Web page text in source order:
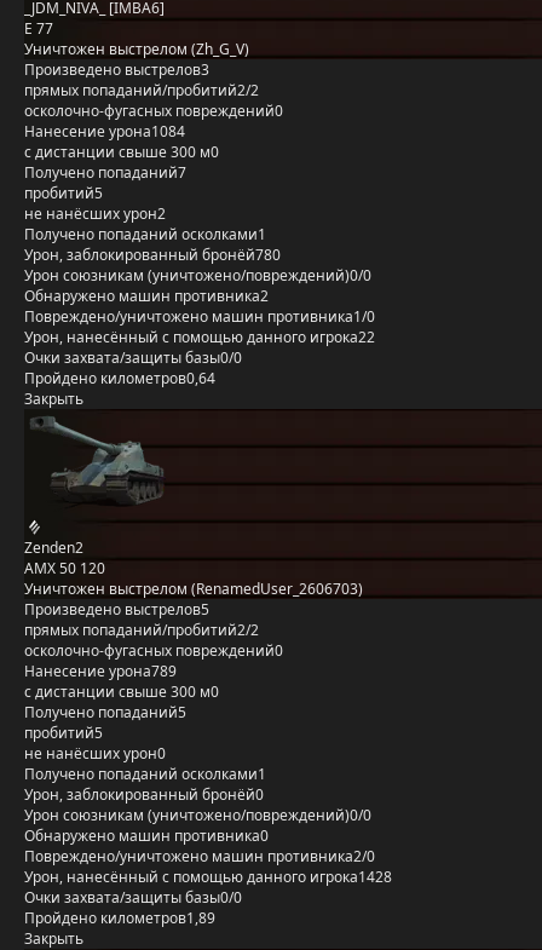
_JDM_NIVA_ [IMBA6]
E 77
Уничтожен выстрелом (Zh_G_V)
Произведено выстрелов3
прямых попаданий/пробитий2/2
осколочно-фугасных повреждений0
Нанесение урона1084
с дистанции свыше 300 м0
Получено попаданий7
пробитий5
не нанёсших урон2
Получено попаданий осколками1
Урон, заблокированный бронёй780
Урон союзникам (уничтожено/повреждений)0/0
Обнаружено машин противника2
Повреждено/уничтожено машин противника1/0
Урон, нанесённый с помощью данного игрока22
Очки захвата/защиты базы0/0
Пройдено километров0,64
Закрыть
Zenden2
AMX 50 120
Уничтожен выстрелом (RenamedUser_2606703)
Произведено выстрелов5
прямых попаданий/пробитий2/2
осколочно-фугасных повреждений0
Нанесение урона789
с дистанции свыше 300 м0
Получено попаданий5
пробитий5
не нанёсших урон0
Получено попаданий осколками1
Урон, заблокированный бронёй0
Урон союзникам (уничтожено/повреждений)0/0
Обнаружено машин противника0
Повреждено/уничтожено машин противника2/0
Урон, нанесённый с помощью данного игрока1428
Очки захвата/защиты базы0/0
Пройдено километров1,89
Закрыть